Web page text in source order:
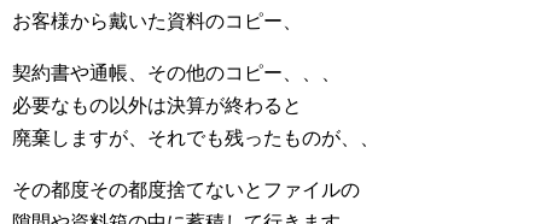
お客様から戴いた資料のコピー、
契約書や通帳、その他のコピー、、、
必要なもの以外は決算が終わると
廃棄しますが、それでも残ったものが、、
その都度その都度捨てないとファイルの